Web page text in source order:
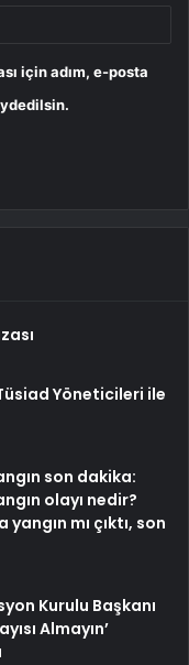
için adım, e-posta
Yöneticileri ile
son dakika:
olayı nedir?
mı çıktı, son
Kurulu Başkanı
Almayın’